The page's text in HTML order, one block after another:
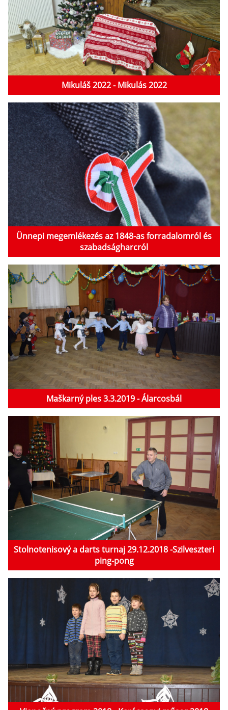
Mikuláš 2022 - Mikulás 2022
Ünnepi megemlékezés az 1848-as forradalomról és
szabadságharcról
Maškarný ples 3.3.2019 - Álarcosbál
Stolnotenisový a darts turnaj 29.12.2018 -Szilveszteri
ping-pong